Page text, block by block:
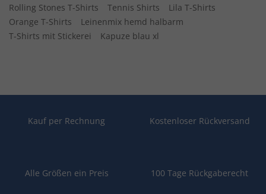
Rolling Stones T-Shirts
Tennis Shirts
Lila T-Shirts
Orange T-Shirts
Leinenmix hemd halbarm
T-Shirts mit Stickerei
Kapuze blau xl
Kauf per Rechnung Kostenloser Rückversand
Alle Größen ein Preis 100 Tage Rückgaberecht